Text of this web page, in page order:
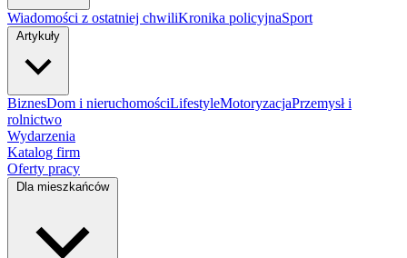
Wiadomości z ostatniej chwiliKronika policyjnaSport
Artykuły
BiznesDom i nieruchomościLifestyleMotoryzacjaPrzemysł i
rolnictwo
Wydarzenia
Katalog firm
Oferty pracy
Dla mieszkańców